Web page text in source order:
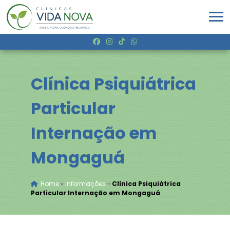
Clínica Psiquiátrica
Particular
Internação em
Mongaguá
Home» Informações » Clínica Psiquiátrica
Particular Internação em Mongaguá